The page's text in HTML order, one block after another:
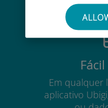
Em qualquer
aplicativo